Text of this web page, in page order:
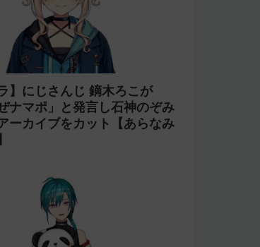
】にじさんじ 鏑木ろこが
ナマポ」と発言し石神のぞみ
ーカイブをカット【あらなみ